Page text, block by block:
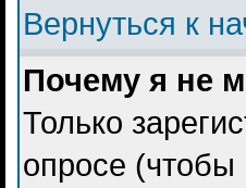
Вернуться к
Почему я не
Только
опросе (чтобы